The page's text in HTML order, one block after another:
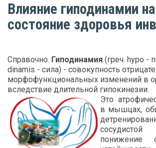
Влияние гиподинамии на
состояние здоровья
Справочно. Гиподинамия (греч. hypo -
dinamis - сила) - совокупность
морфофункциональных изменений в
вследствие длительной гипокинезии.
Это
в мышцах,
понижение